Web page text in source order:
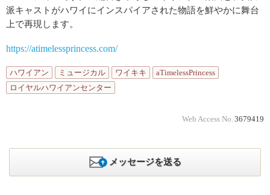
派キャストがハワイにインスパイアされた物語を鮮やかに舞台
上で再現します。
https://atimelessprincess.com/
ハワイアン ミュージカル ワイキキ
aTimelessPrincess
ロイヤルハワイアンセンター
Web Access No. 3679419
メッセージを送る